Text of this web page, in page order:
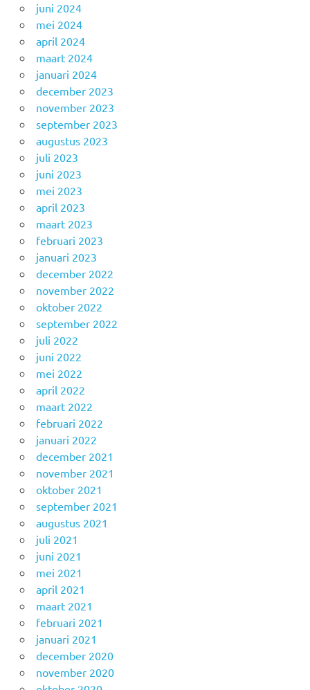
juni 2024
mei 2024
april 2024
maart 2024
januari 2024
december 2023
november 2023
september 2023
augustus 2023
juli 2023
juni 2023
mei 2023
april 2023
maart 2023
februari 2023
januari 2023
december 2022
november 2022
oktober 2022
september 2022
juli 2022
juni 2022
mei 2022
april 2022
maart 2022
februari 2022
januari 2022
december 2021
november 2021
oktober 2021
september 2021
augustus 2021
juli 2021
juni 2021
mei 2021
april 2021
maart 2021
februari 2021
januari 2021
december 2020
november 2020